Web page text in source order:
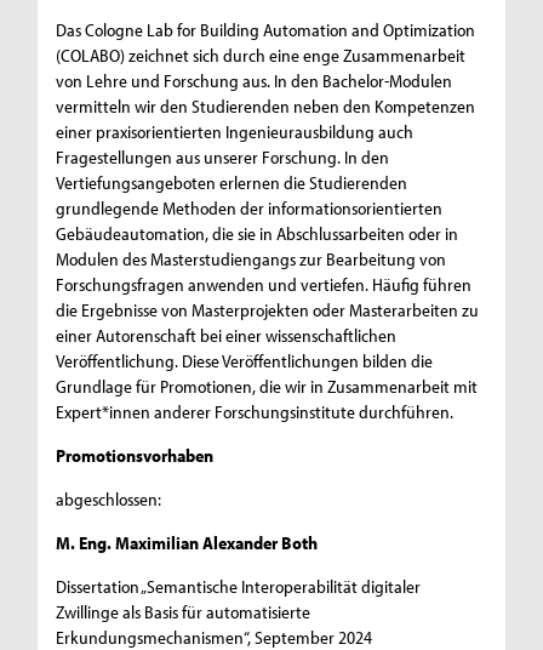
Das Cologne Lab for Building Automation and Optimization
(COLABO) zeichnet sich durch eine enge Zusammenarbeit
von Lehre und Forschung aus. In den Bachelor-Modulen
vermitteln wir den Studierenden neben den Kompetenzen
einer praxisorientierten Ingenieurausbildung auch
Fragestellungen aus unserer Forschung. In den
Vertiefungsangeboten erlernen die Studierenden
grundlegende Methoden der informationsorientierten
Gebäudeautomation, die sie in Abschlussarbeiten oder in
Modulen des Masterstudiengangs zur Bearbeitung von
Forschungsfragen anwenden und vertiefen. Häufig führen
die Ergebnisse von Masterprojekten oder Masterarbeiten zu
einer Autorenschaft bei einer wissenschaftlichen
Veröffentlichung. Diese Veröffentlichungen bilden die
Grundlage für Promotionen, die wir in Zusammenarbeit mit
Expert*innen anderer Forschungsinstitute durchführen.
Promotionsvorhaben
abgeschlossen:
M. Eng. Maximilian Alexander Both
Dissertation „Semantische Interoperabilität digitaler
Zwillinge als Basis für automatisierte
Erkundungsmechanismen“, September 2024